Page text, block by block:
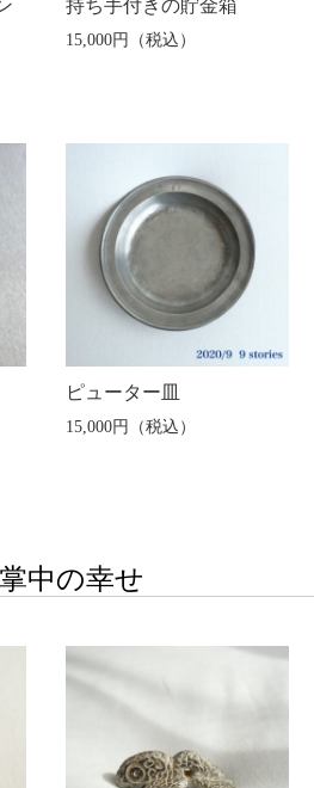
持ち手付きの貯金箱
15,000円（税込）
ピューター皿
15,000円（税込）
中の幸せ